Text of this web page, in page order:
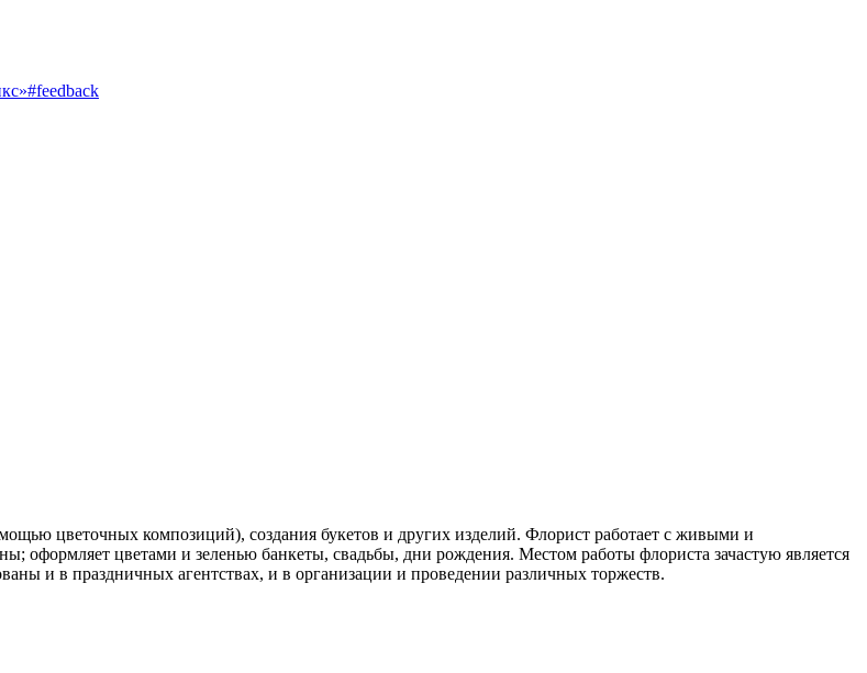
цветочных композиций), создания букетов и других изделий. Флорист работает с живыми и
оформляет цветами и зеленью банкеты, свадьбы, дни рождения. Местом работы флориста зачастую является
и в праздничных агентствах, и в организации и проведении различных торжеств.